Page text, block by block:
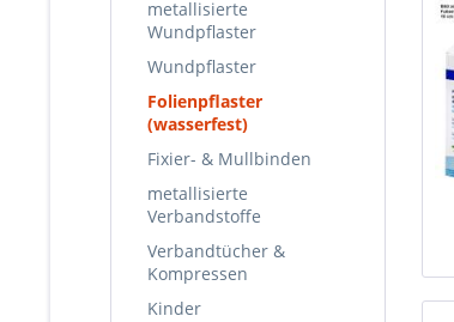
metallisierte
Wundpflaster
Wundpflaster
Folienpflaster
(wasserfest)
Fixier- & Mullbinden
metallisierte
Verbandstoffe
Verbandtücher &
Kompressen
Kinder